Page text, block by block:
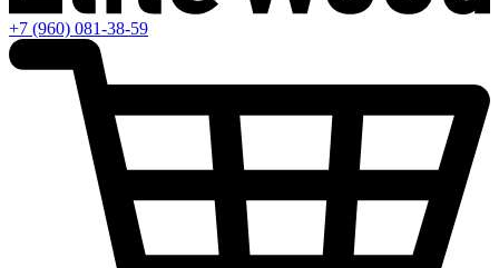
+7 (960) 081-38-59